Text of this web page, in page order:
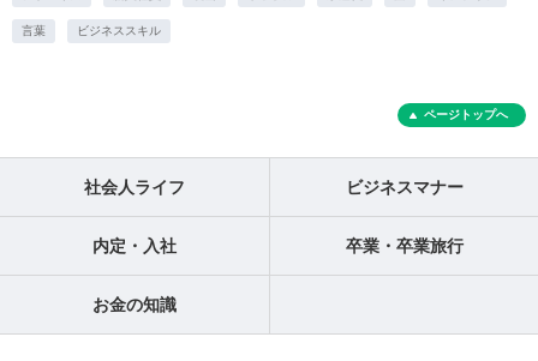
言葉 ビジネススキル
ページトップへ
社会人ライフ ビジネスマナー
内定・入社 卒業・卒業旅行
お金の知識